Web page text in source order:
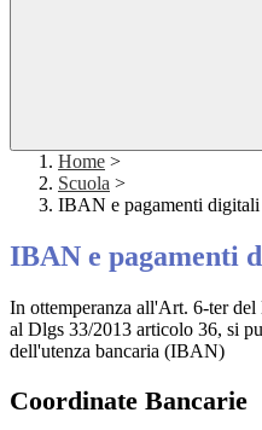
Home >
Scuola >
IBAN e pagamenti digitali
IBAN e pagamenti
In ottemperanza all'Art. 6-ter
al Dlgs 33/2013 articolo 36, si
dell'utenza bancaria (IBAN)
Coordinate Bancarie